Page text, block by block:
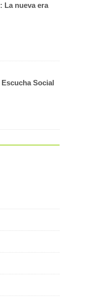
La nueva era
Social